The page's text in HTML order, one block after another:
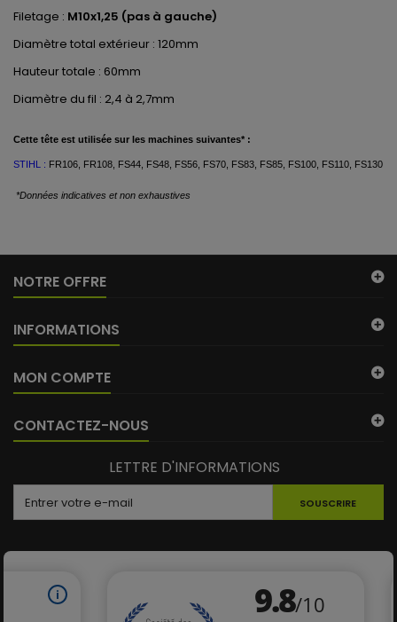
Filetage : M10x1,25 (pas à gauche)
Diamètre total extérieur : 120mm
Hauteur totale : 60mm
Diamètre du fil : 2,4 à 2,7mm
Cette tête est utilisée sur les machines suivantes* :
STIHL : FR106, FR108, FS44, FS48, FS56, FS70, FS83, FS85, FS100, FS110, FS130
*Données indicatives et non exhaustives
NOTRE OFFRE
INFORMATIONS
MON COMPTE
CONTACTEZ-NOUS
LETTRE D'INFORMATIONS
SOUSCRIRE